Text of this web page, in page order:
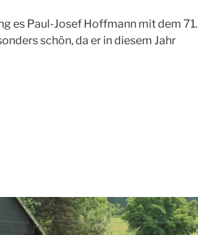
es Paul-Josef Hoffmann mit dem 71.
schön, da er in diesem Jahr